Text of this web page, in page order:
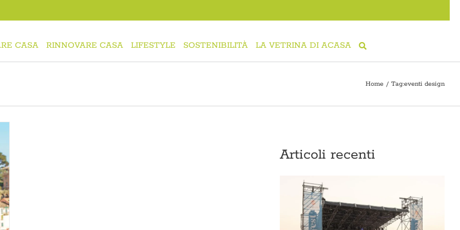
CASA RINNOVARE CASA LIFESTYLE SOSTENIBILITÀ LA VETRINA DI ACASA
Home Tag:eventi design
Articoli recenti